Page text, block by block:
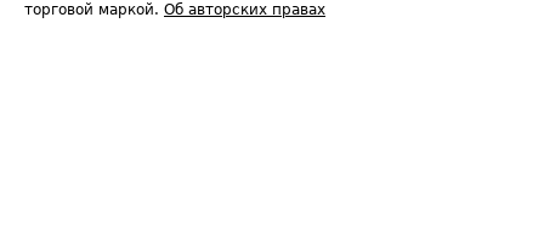
торговой маркой. Об авторских правах